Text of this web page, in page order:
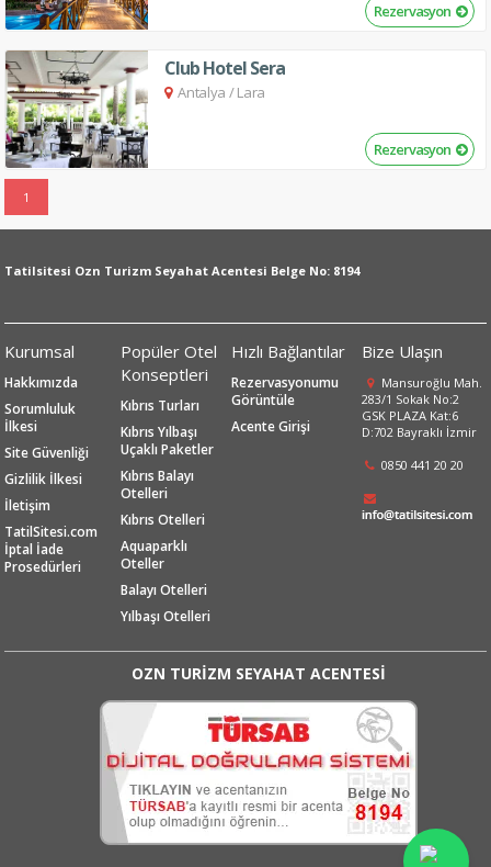
Rezervasyon
Club Hotel Sera
Antalya /Lara
Rezervasyon
1
Tatilsitesi Ozn Turizm Seyahat Acentesi Belge No: 8194
Kurumsal
Hakkımızda
Sorumluluk
İlkesi
Site Güvenliği
Gizlilik İlkesi
İletişim
TatilSitesi.com
İptal İade
Prosedürleri
Popüler Otel
Konseptleri
Kıbrıs Turları
Kıbrıs Yılbaşı
Uçaklı Paketler
Kıbrıs Balayı
Otelleri
Kıbrıs Otelleri
Aquaparklı
Oteller
Balayı Otelleri
Yılbaşı Otelleri
Hızlı Bağlantılar
Rezervasyonumu
Görüntüle
Acente Girişi
Bize Ulaşın
Mansuroğlu Mah.
283/1 Sokak No:2
GSK PLAZA Kat:6
D:702 Bayraklı İzmir
0850 441 20 20
OZN TURİZM SEYAHAT ACENTESİ